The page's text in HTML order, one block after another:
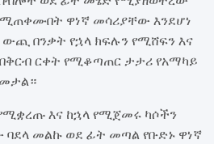
ዋነኛ መሳሪያቸው እንደሆነ
በንቃት የኋላ ክፍሉን የሚሸፍን እና
ርቀት የሚቆጣጠር ታታሪ የአማካይ
እና ከኋላ የሚጀመሩ ካሶችን
መልኩ ወደ ፊት መጣል የቡድኑ ዋነኛ